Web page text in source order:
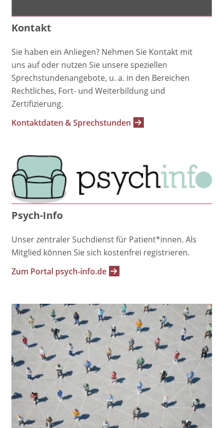
Kontakt
Sie haben ein Anliegen? Nehmen Sie Kontakt mit
uns auf oder nutzen Sie unsere speziellen
Sprechstundenangebote, u. a. in den Bereichen
Rechtliches, Fort- und Weiterbildung und
Zertifizierung.
Kontaktdaten & Sprechstunden
Psych-Info
Unser zentraler Suchdienst für Patient*innen. Als
Mitglied können Sie sich kostenfrei registrieren.
Zum Portal psych-info.de